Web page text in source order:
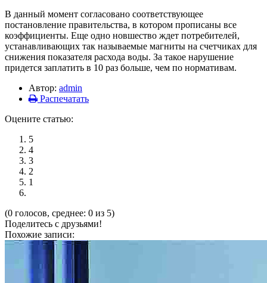
В данный момент согласовано соответствующее
постановление правительства, в котором прописаны все
коэффициенты. Еще одно новшество ждет потребителей,
устанавливающих так называемые магниты на счетчиках для
снижения показателя расхода воды. За такое нарушение
придется заплатить в 10 раз больше, чем по нормативам.
Автор: admin
Распечатать
Оцените статью:
5
4
3
2
1
(0 голосов, среднее: 0 из 5)
Поделитесь с друзьями!
Похожие записи: